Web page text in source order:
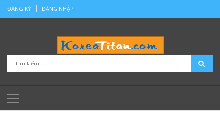
ĐĂNG KÝ ĐĂNG NHẬP